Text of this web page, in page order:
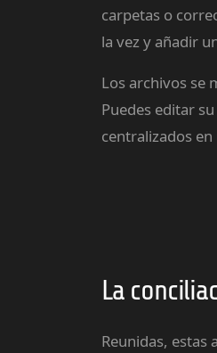
carpetas o
la vez y añadir
Los archivos se
Puedes editar
centralizados
La
Reunidas, estas